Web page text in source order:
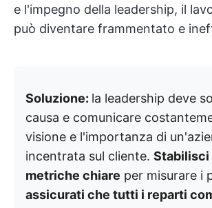
e l'impegno della leadership, il
può diventare frammentato e
Soluzione: la leadership deve
causa e comunicare
visione e l'importanza di
incentrata sul cliente.
metriche chiare per misurare i
assicurati che tutti i reparti